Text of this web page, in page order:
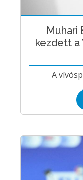
Muhari
kezdett a
A